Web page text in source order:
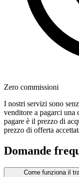
Zero commissioni
I nostri servizi sono
venditore a pagarci
pagare è il prezzo di
prezzo di offerta
Domande
Come funziona il